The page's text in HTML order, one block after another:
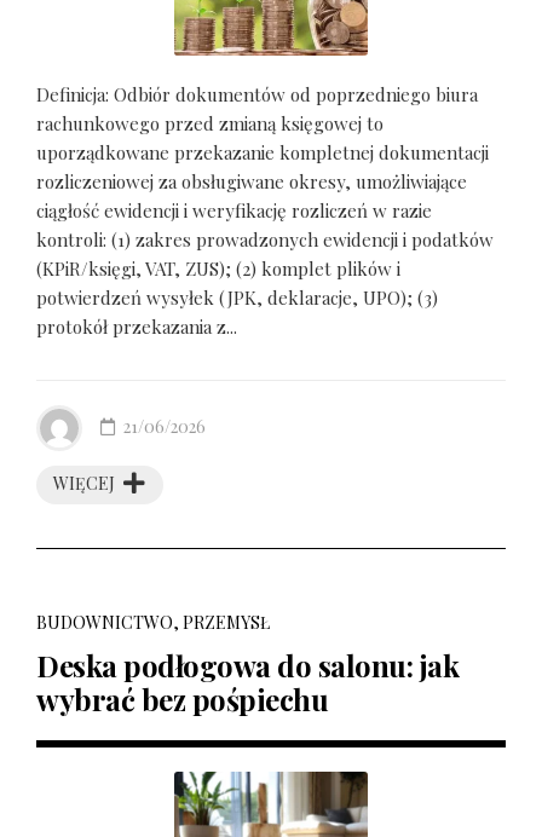
Definicja: Odbiór dokumentów od poprzedniego biura
rachunkowego przed zmianą księgowej to
uporządkowane przekazanie kompletnej dokumentacji
rozliczeniowej za obsługiwane okresy, umożliwiające
ciągłość ewidencji i weryfikację rozliczeń w razie
kontroli: (1) zakres prowadzonych ewidencji i podatków
(KPiR/księgi, VAT, ZUS); (2) komplet plików i
potwierdzeń wysyłek (JPK, deklaracje, UPO); (3)
protokół przekazania z...
WIĘCEJ
21/06/2026
BUDOWNICTWO, PRZEMYSŁ
Deska podłogowa do salonu: jak
wybrać bez pośpiechu